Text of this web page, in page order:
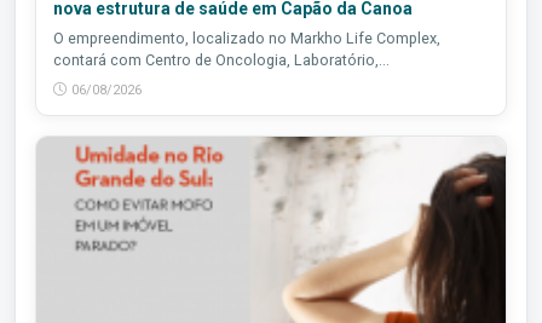
nova estrutura de saúde em Capão da Canoa
O empreendimento, localizado no Markho Life Complex,
contará com Centro de Oncologia, Laboratório,...
06/08/2026